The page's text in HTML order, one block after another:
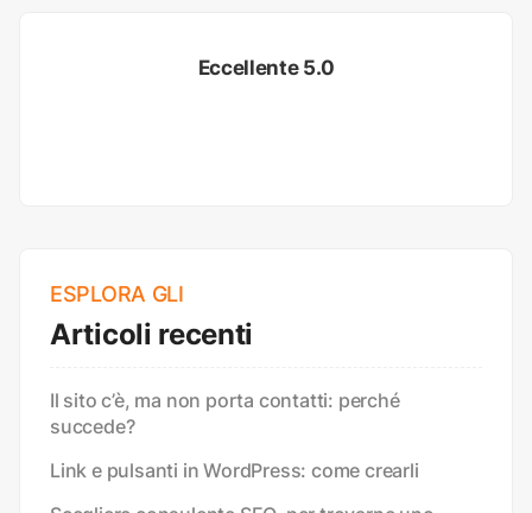
Eccellente 5.0
ESPLORA GLI
Articoli recenti
Il sito c’è, ma non porta contatti: perché
succede?
Link e pulsanti in WordPress: come crearli